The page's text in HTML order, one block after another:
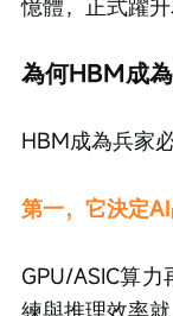
憶體，正式躍
為何HBM成
HBM成為兵家
第一，它決定AI
GPU/ASIC算
練與推理效率就